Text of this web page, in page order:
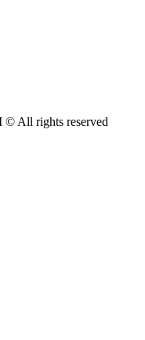
All rights reserved